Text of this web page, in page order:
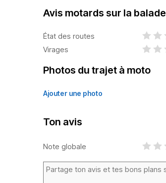
Avis motards sur la balade
État des routes
Virages
Photos du trajet à moto
Ajouter une photo
Ton avis
Note globale